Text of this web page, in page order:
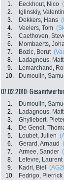
1. Eeckhout, Nico
2.
Iglinskiy, Valentin
3.
Dekkers, Hans
4.
Veelers, Tom
5.
Caethoven,
6.
Mombaerts,
7.
Bozic, Borut
8.
Ladagnous,
9.
Lemarchand,
10.
Dumoulin,
07.02.2010:
1. Dumoulin,
2.
Ladagnous,
3.
Ghyllebert,
4.
De Gendt,
5.
Loubet, Julien
6.
Gerard, Arnaud
7.
Armee, Sander
8.
Lefevre, Laurent
9.
Kadri, Biel
10.
Fedrigo, Pierrick